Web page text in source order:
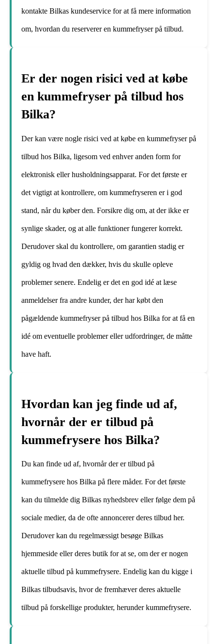
kontakte Bilkas kundeservice for at få mere information
om, hvordan du reserverer en kummefryser på tilbud.
Er der nogen risici ved at købe
en kummefryser på tilbud hos
Bilka?
Der kan være nogle risici ved at købe en kummefryser på
tilbud hos Bilka, ligesom ved enhver anden form for
elektronisk eller husholdningsapparat. For det første er
det vigtigt at kontrollere, om kummefryseren er i god
stand, når du køber den. Forsikre dig om, at der ikke er
synlige skader, og at alle funktioner fungerer korrekt.
Derudover skal du kontrollere, om garantien stadig er
gyldig og hvad den dækker, hvis du skulle opleve
problemer senere. Endelig er det en god idé at læse
anmeldelser fra andre kunder, der har købt den
pågældende kummefryser på tilbud hos Bilka for at få en
idé om eventuelle problemer eller udfordringer, de måtte
have haft.
Hvordan kan jeg finde ud af,
hvornår der er tilbud på
kummefrysere hos Bilka?
Du kan finde ud af, hvornår der er tilbud på
kummefrysere hos Bilka på flere måder. For det første
kan du tilmelde dig Bilkas nyhedsbrev eller følge dem på
sociale medier, da de ofte annoncerer deres tilbud her.
Derudover kan du regelmæssigt besøge Bilkas
hjemmeside eller deres butik for at se, om der er nogen
aktuelle tilbud på kummefrysere. Endelig kan du kigge i
Bilkas tilbudsavis, hvor de fremhæver deres aktuelle
tilbud på forskellige produkter, herunder kummefrysere.